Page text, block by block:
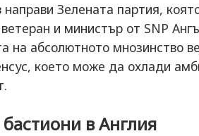
Зелената партия,
и министър от SNP
на абсолютното мнозинство
което може да охлади
в Англия